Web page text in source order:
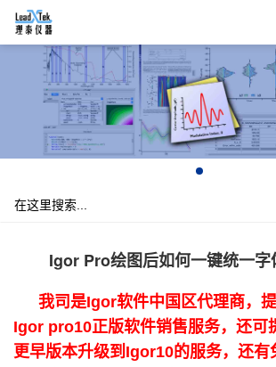
Igor Pro绘图后如何一键统一字
我司是Igor软件中国区代理商，
Igor pro10正版软件销售服务，还可
更早版本升级到Igor10的服务，还有